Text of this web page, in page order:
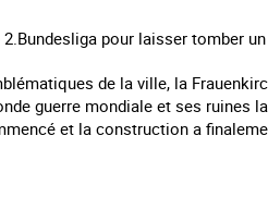
pour laisser tomber
de la ville, la
guerre mondiale et ses ruines
et la construction a